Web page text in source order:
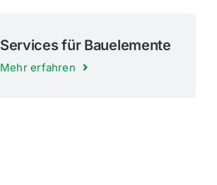
Services für Bauelemente
Mehr erfahren